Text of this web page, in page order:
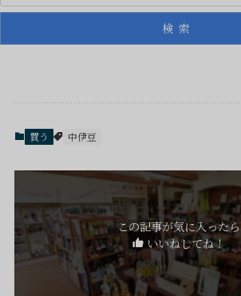
検索
買う 中伊豆
この記事が気に入ったら
いいねしてね！